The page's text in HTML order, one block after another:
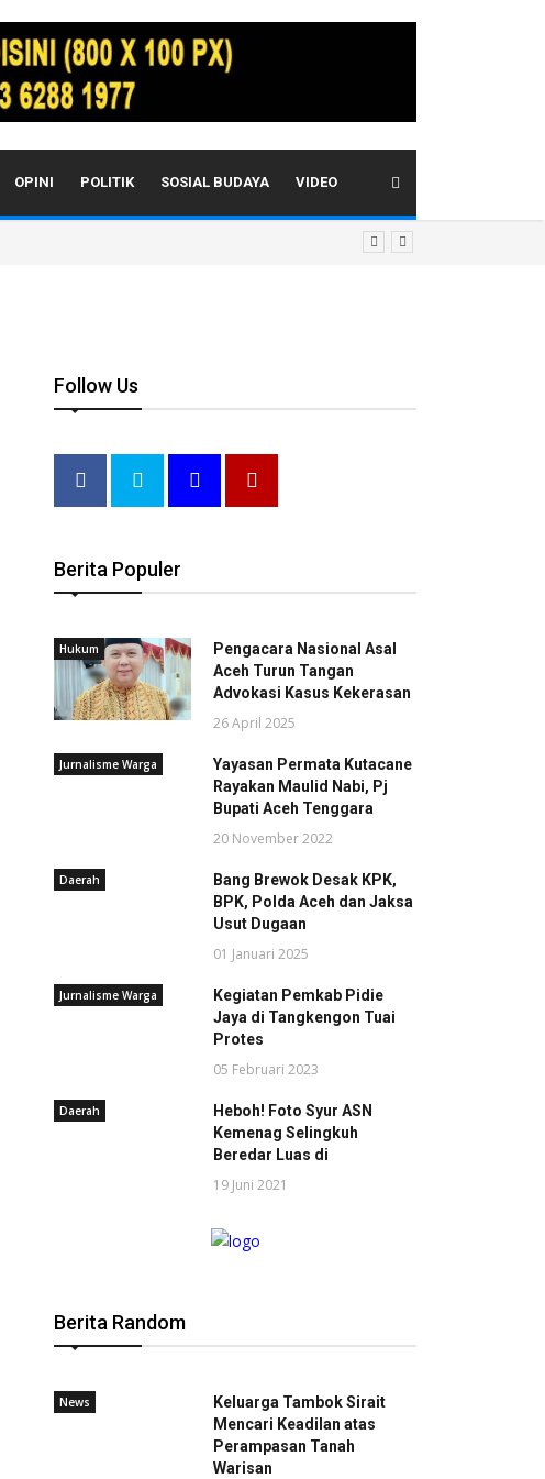
OPINI POLITIK SOSIAL BUDAYA VIDEO
Follow Us
Berita Populer
Hukum
Pengacara Nasional Asal
Aceh Turun Tangan
Advokasi Kasus Kekerasan
26 April 2025
Jurnalisme Warga
Yayasan Permata Kutacane
Rayakan Maulid Nabi, Pj
Bupati Aceh Tenggara
20 November 2022
Daerah
Bang Brewok Desak KPK,
BPK, Polda Aceh dan Jaksa
Usut Dugaan
01 Januari 2025
Jurnalisme Warga
Kegiatan Pemkab Pidie
Jaya di Tangkengon Tuai
Protes
05 Februari 2023
Daerah
Heboh! Foto Syur ASN
Kemenag Selingkuh
Beredar Luas di
19 Juni 2021
Berita Random
News
Keluarga Tambok Sirait
Mencari Keadilan atas
Perampasan Tanah
Warisan